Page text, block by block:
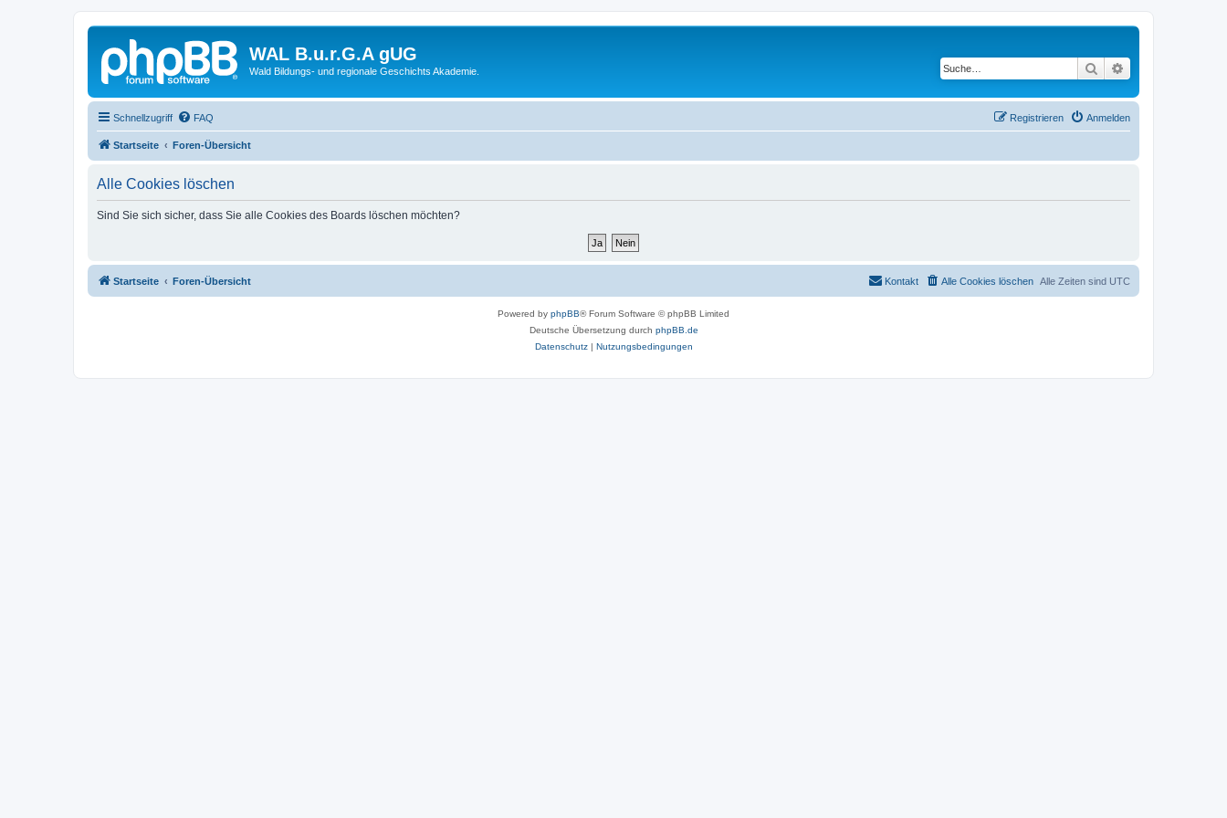
WAL B.u.r.G.A gUG
Wald Bildungs- und regionale Geschichts Akademie. Suche
Schnellzugriff FAQ Anmelden
Registrieren
Startseite Foren-Übersicht
Alle Cookies löschen
Sind Sie sich sicher, dass Sie alle Cookies des Boards löschen möchten?
Startseite Foren-Übersicht Alle Zeiten sind UTC
Alle Cookies löschen
Kontakt
Powered by phpBB® Forum Software © phpBB Limited
Deutsche Übersetzung durch phpBB.de
Datenschutz| Nutzungsbedingungen